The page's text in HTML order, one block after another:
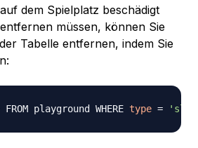
dem Spielplatz beschädigt
müssen, können Sie
Tabelle entfernen, indem Sie
FROM playground WHERE type =